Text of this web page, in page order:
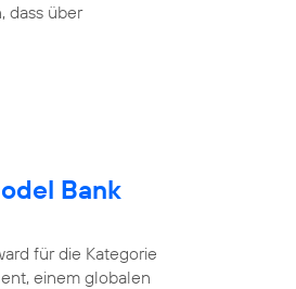
dass über
Bank
für die Kategorie
einem globalen